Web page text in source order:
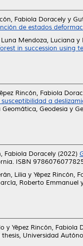
Fabiola Doracely y
de estados
Luna Mendoza, Luciana y
in succession using
Rincón, Fabiola
a
Geodesia y
Fabiola Doracely (2022)
ISBN
Lilia y Yépez Rincón,
Roberto Emmanuel
y Yépez Rincón, Fabiola
Universidad